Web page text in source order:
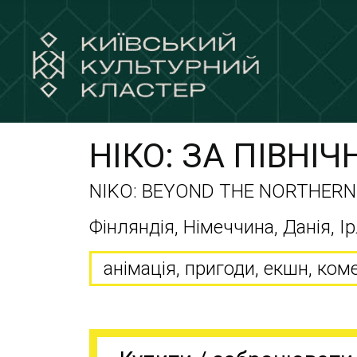
НІКО: ЗА
NIKO: BEYOND THE
Фінляндія, Німеччина, Данія,
анімація, пригоди, екшн,